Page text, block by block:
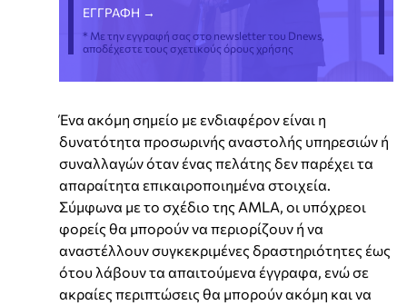
* Με την εγγραφή σας στο newsletter του Dnews,
αποδέχεστε τους σχετικούς όρους χρήσης
Ένα ακόμη σημείο με ενδιαφέρον είναι η
δυνατότητα προσωρινής αναστολής υπηρεσιών ή
συναλλαγών όταν ένας πελάτης δεν παρέχει τα
απαραίτητα επικαιροποιημένα στοιχεία.
Σύμφωνα με το σχέδιο της AMLA, οι υπόχρεοι
φορείς θα μπορούν να περιορίζουν ή να
αναστέλλουν συγκεκριμένες δραστηριότητες έως
ότου λάβουν τα απαιτούμενα έγγραφα, ενώ σε
ακραίες περιπτώσεις θα μπορούν ακόμη και να